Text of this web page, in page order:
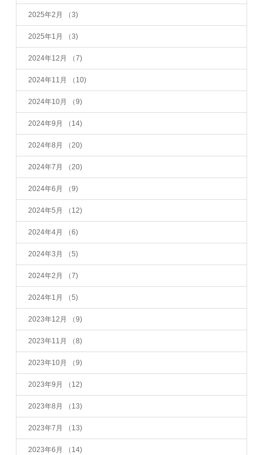
2025年2月 （3)
2025年1月 （3)
2024年12月 （7)
2024年11月 （10)
2024年10月 （9)
2024年9月 （14)
2024年8月 （20)
2024年7月 （20)
2024年6月 （9)
2024年5月 （12)
2024年4月 （6)
2024年3月 （5)
2024年2月 （7)
2024年1月 （5)
2023年12月 （9)
2023年11月 （8)
2023年10月 （9)
2023年9月 （12)
2023年8月 （13)
2023年7月 （13)
2023年6月 （14)